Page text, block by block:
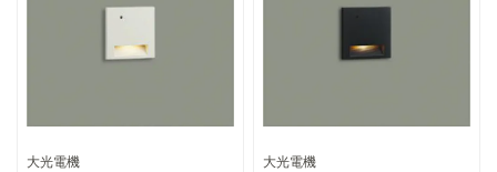
大光電機
大光電機